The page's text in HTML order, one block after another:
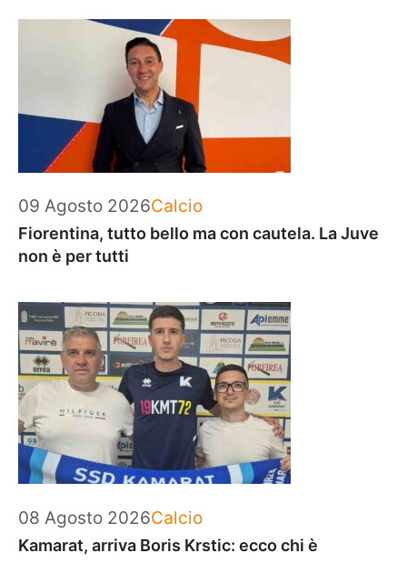
09 Agosto 2026Categorie
Calcio
Fiorentina, tutto bello ma con cautela. La Juve
non è per tutti
08 Agosto 2026Categorie
Calcio
Kamarat, arriva Boris Krstic: ecco chi è